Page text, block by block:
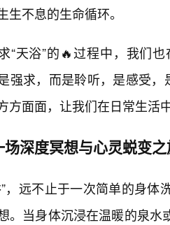
生不息的生命循环。
“天浴”的🔥过程中，我们
强求，而是聆听，是感受
方面面，让我们在日常生活
场深度冥想与心灵蜕变
”，远不止于一次简单的身
。当身体沉浸在温暖的泉